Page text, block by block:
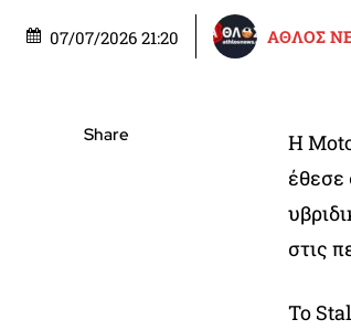
07/07/2026 21:20 ΑΘΛΟΣ
Share
Η
έθεσε
στις
Το